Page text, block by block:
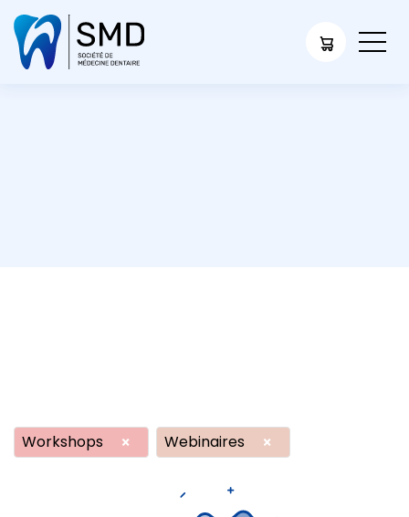
Workshops × Webinaires ×